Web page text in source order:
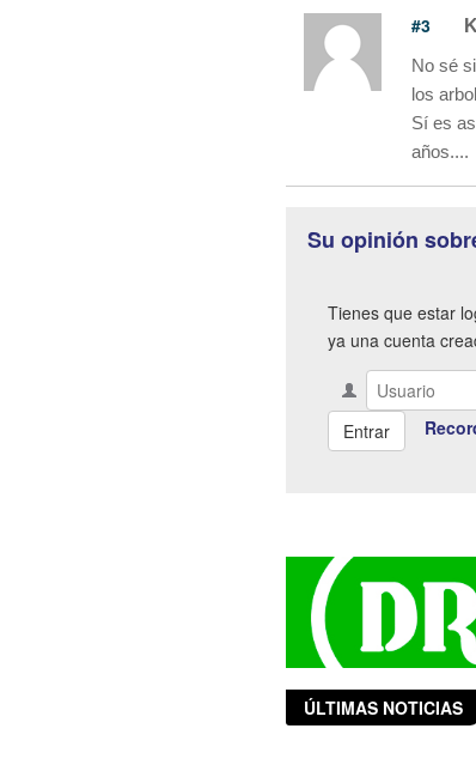
#3
No sé
los
Sí es
años....
Su opinión
Tienes que estar
ya una cuenta
ÚLTIMAS NOTICIAS